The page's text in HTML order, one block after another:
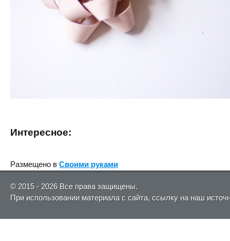
Интересное:
Размещено в Своими руками
© 2015 - 2026 Все права защищены.
При использовании материала с сайта, ссылку на наш